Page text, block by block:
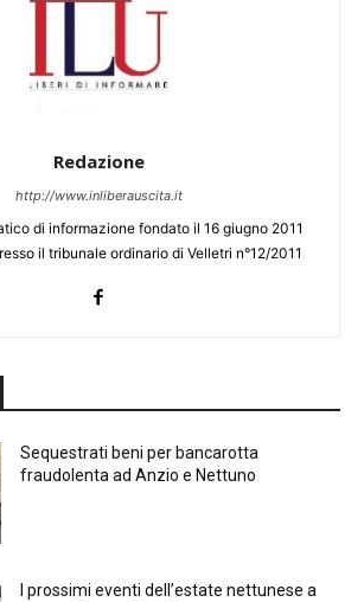
Redazione
http://www.inliberauscita.it
di informazione fondato il 16 giugno 2011
il tribunale ordinario di Velletri n°12/2011
Sequestrati beni per bancarotta
fraudolenta ad Anzio e Nettuno
I prossimi eventi dell’estate nettunese a